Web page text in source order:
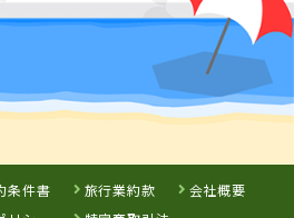
予 約
スクール
条件書 旅行業約款
会社概要